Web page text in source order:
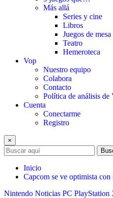
Más allá
Series y cine
Libros
Juegos de mesa
Teatro
Hemeroteca
Vop
Nuestro equipo
Colabora
Contacto
Política de análisis de
Cuenta
Conectarme
Registro
×
Inicio
Capcom se ve optimista
Nintendo Noticias PC PlayStation